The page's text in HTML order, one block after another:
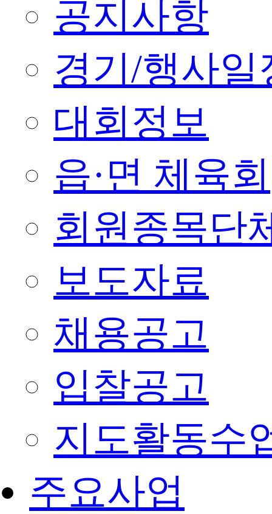
공지사항
경기/행사일
대회정보
읍·면 체육회
회원종목단
보도자료
채용공고
입찰공고
지도활동수
주요사업